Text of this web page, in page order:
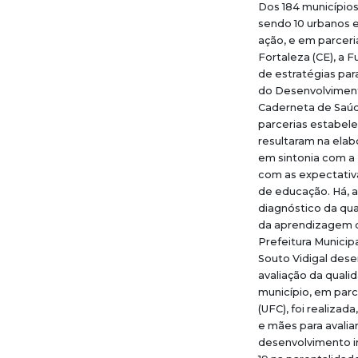
Dos 184
sendo 10 urbanos
ação, e em
Fortaleza (CE), a
de estratégias
do
Caderneta de
parcerias
resultaram na
em sintonia com a
com as
de educação. Há,
diagnóstico da
da aprendizagem
Prefeitura
Souto Vidigal
avaliação da
município, em
(UFC), foi
e mães para
desenvolvimento